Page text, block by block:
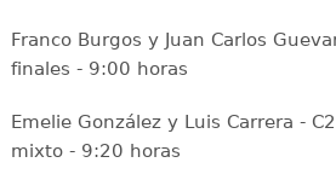
Franco Burgos y Juan Carlos
finales - 9:00 horas
Emelie González y Luis Carrera -
mixto - 9:20 horas